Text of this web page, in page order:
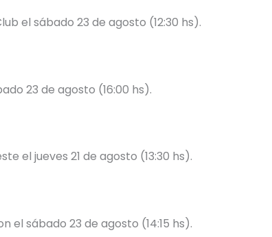
el sábado 23 de agosto (12:30 hs).
23 de agosto (16:00 hs).
el jueves 21 de agosto (13:30 hs).
el sábado 23 de agosto (14:15 hs).